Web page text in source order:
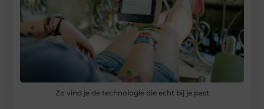
Zo vind je de technologie die echt bij je past